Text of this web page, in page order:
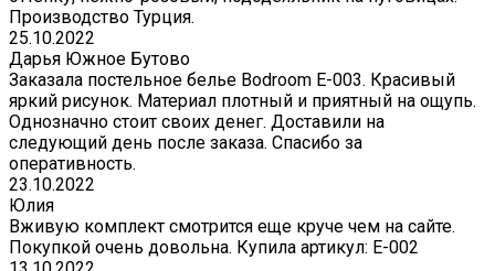
Производство Турция.
25.10.2022
Дарья Южное Бутово
Заказала постельное белье Bodroom E-003. Красивый
яркий рисунок. Материал плотный и приятный на ощупь.
Однозначно стоит своих денег. Доставили на
следующий день после заказа. Спасибо за
оперативность.
23.10.2022
Юлия
Вживую комплект смотрится еще круче чем на сайте.
Покупкой очень довольна. Купила артикул: E-002